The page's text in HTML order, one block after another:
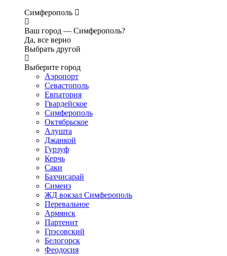
Симферополь
Ваш город — Симферополь?
Да, все верно
Выбрать другой
Выберите город
Аэропорт
Севастополь
Евпатория
Гвардейское
Симферополь
Октябрьское
Алушта
Джанкой
Гурзуф
Керчь
Саки
Бахчисарай
Симеиз
ЖД вокзал Симферополь
Перевальное
Армянск
Партенит
Грэсовский
Белогорск
Феодосия